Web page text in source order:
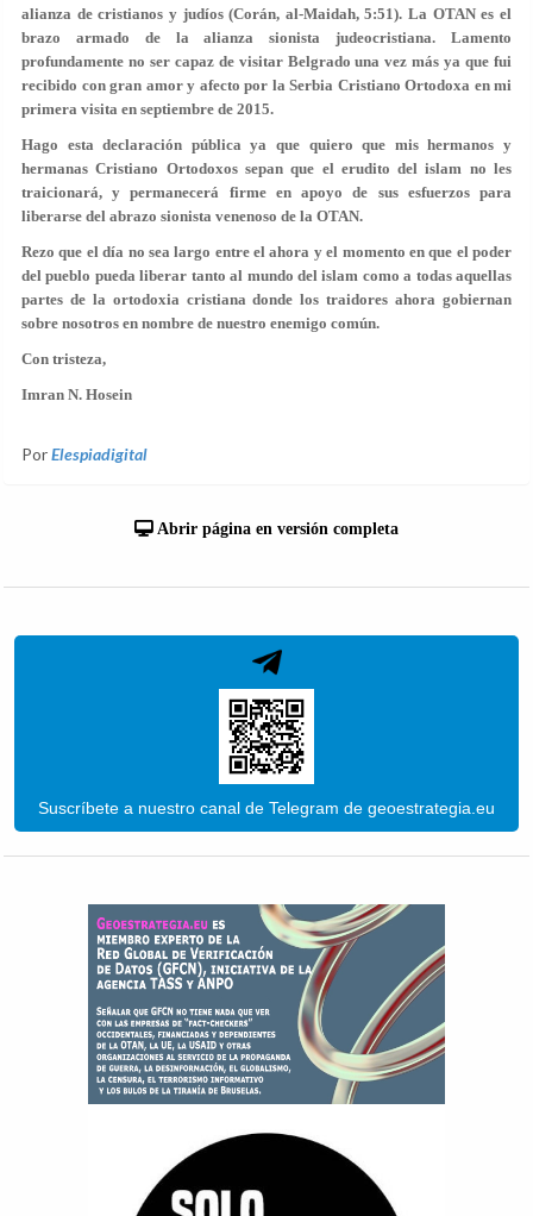
alianza de cristianos y judíos (Corán, al-Maidah, 5:51). La OTAN es el
brazo armado de la alianza sionista judeocristiana. Lamento
profundamente no ser capaz de visitar Belgrado una vez más ya que fui
recibido con gran amor y afecto por la Serbia Cristiano Ortodoxa en mi
primera visita en septiembre de 2015.
Hago esta declaración pública ya que quiero que mis hermanos y
hermanas Cristiano Ortodoxos sepan que el erudito del islam no les
traicionará, y permanecerá firme en apoyo de sus esfuerzos para
liberarse del abrazo sionista venenoso de la OTAN.
Rezo que el día no sea largo entre el ahora y el momento en que el poder
del pueblo pueda liberar tanto al mundo del islam como a todas aquellas
partes de la ortodoxia cristiana donde los traidores ahora gobiernan
sobre nosotros en nombre de nuestro enemigo común.
Con tristeza,
Imran N. Hosein
PorElespiadigital
Abrir página en versión completa
Suscríbete a nuestro canal de Telegram de geoestrategia.eu